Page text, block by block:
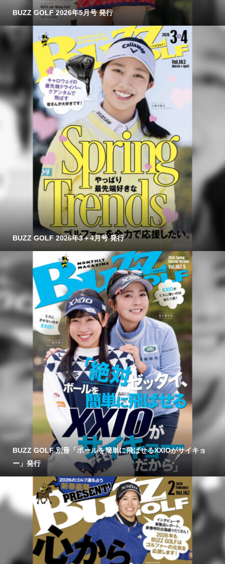
BUZZ GOLF 2026年5月号 発行
BUZZ GOLF 2026年3＋4月号 発行
BUZZ GOLF 別冊「ボールを簡単に飛ばせるXXIOがサイキョ
ー」発行